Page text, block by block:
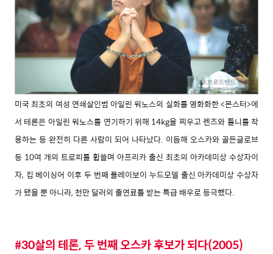
미국 최초의 여성 연쇄살인범 아일린 워노스의 실화를 영화화한 <몬스터>에
서 테론은 아일린 워노스를 연기하기 위해 14kg을 찌우고 렌즈와 틀니를 착
용하는 등 완전히 다른 사람이 되어 나타났다. 이듬해 오스카와 골든글로브
등 10여 개의 트로피를 휩쓸며 아프리카 출신 최초의 아카데미상 수상자이
자, 킴 베이싱어 이후 두 번째 플레이보이 누드모델 출신 아카데미상 수상자
가 됐을 뿐 아니라, 천만 달러의 출연료를 받는 특급 배우로 등극했다.
#30살의 테론, 두 번째 오스카 후보가 되다(2005)